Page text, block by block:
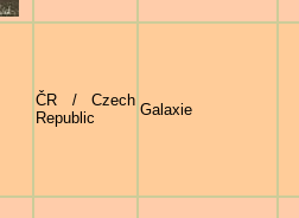
ČR / Czech
Republic
Galaxie